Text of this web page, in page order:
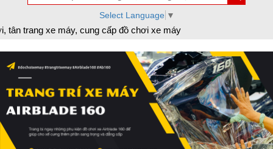
Select Language ▼
xe máy, cung cấp đồ chơi xe máy